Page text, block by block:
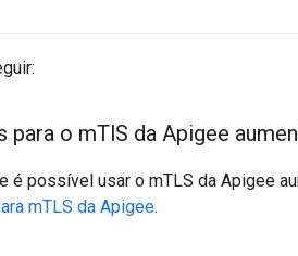
para o mTlS da Apigee
é possível usar o mTLS da Apigee
mTLS da Apigee.